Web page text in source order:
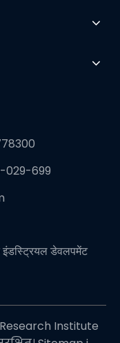
029-699
इंडस्ट्रियल डेवलपमेंट
Institute